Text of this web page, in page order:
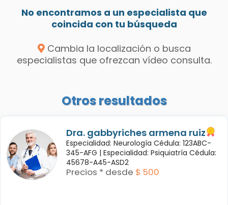
No encontramos a un especialista que
coincida con tu búsqueda
Cambia la localización o busca
especialistas que ofrezcan vídeo consulta.
Otros resultados
Dra. gabbyriches armena ruiz
Especialidad: Neurología Cédula: 123ABC-
345-AFG | Especialidad: Psiquiatría Cédula:
45678-A45-ASD2
Precios * desde $ 500